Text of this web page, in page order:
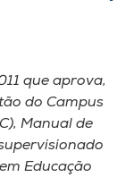
que aprova,
do Campus
Manual de
Educação